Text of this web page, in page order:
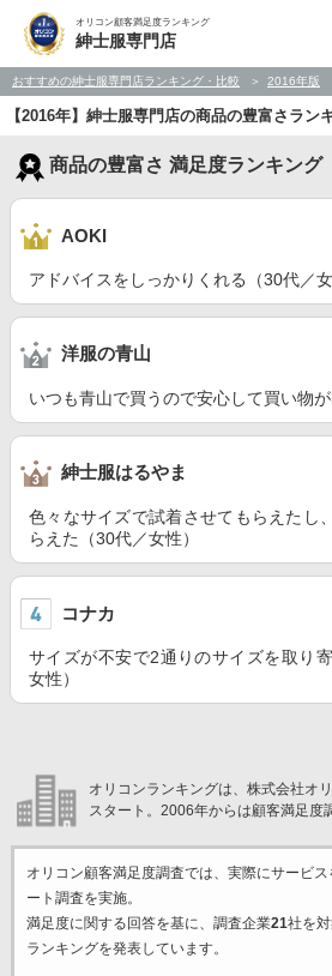
オリコン顧客満足度ランキング
紳士服専門店
おすすめの紳士服専門店ランキング・比較 2016年版
【2016年】紳士服専門店の商品の豊富さラン
商品の豊富さ 満足度ランキング
AOKI
アドバイスをしっかりくれる（30代／女
洋服の青山
いつも青山で買うので安心して買い物
紳士服はるやま
色々なサイズで試着させてもらえたし
らえた（30代／女性）
コナカ
サイズが不安で2通りのサイズを取り
女性）
オリコンランキングは、株式会社オ
スタート。2006年からは顧客満足度
オリコン顧客満足度調査では、実際にサービス
ート調査を実施。
満足度に関する回答を基に、調査企業21社を
ランキングを発表しています。